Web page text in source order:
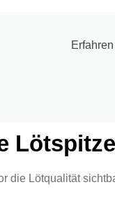
die Lötqualität